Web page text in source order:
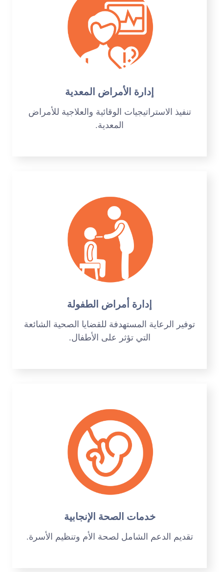
إدارة الأمراض المعدية
تنفيذ الاستراتيجيات الوقائية والعلاجية للأمراض
المعدية.
إدارة أمراض الطفولة
توفير الرعاية المستهدفة للقضايا الصحية الشائعة
التي تؤثر على الأطفال.
خدمات الصحة الإنجابية
تقديم الدعم الشامل لصحة الأم وتنظيم الأسرة.